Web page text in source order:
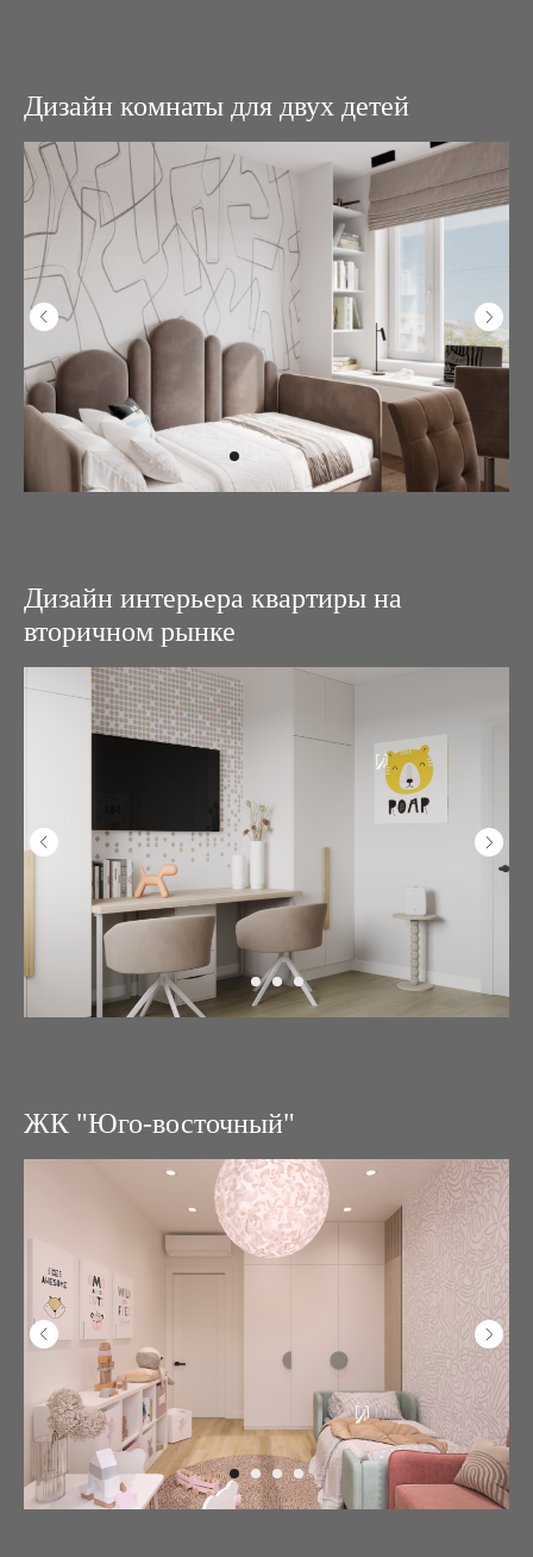
Дизайн комнаты для двух детей
Дизайн интерьера квартиры на
вторичном рынке
ЖК "Юго-восточный"